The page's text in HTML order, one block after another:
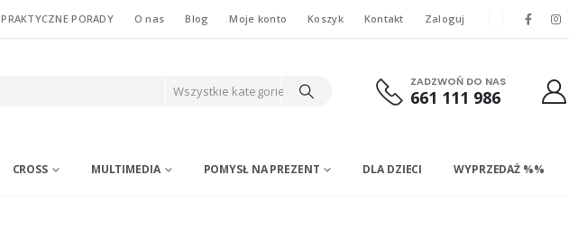
PRAKTYCZNE PORADY O nas Blog Moje konto Koszyk Kontakt Zaloguj
Wszystkie kategorie
ZADZWOŃ DO NAS
661 111 986
CROSS MULTIMEDIA POMYSŁ NA PREZENT DLA DZIECI WYPRZEDAŻ %%